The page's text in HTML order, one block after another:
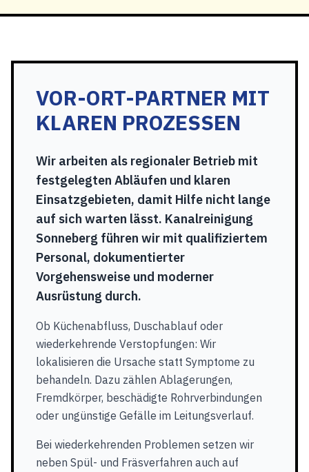
VOR-ORT-PARTNER MIT
KLAREN PROZESSEN
Wir arbeiten als regionaler Betrieb mit
festgelegten Abläufen und klaren
Einsatzgebieten, damit Hilfe nicht lange
auf sich warten lässt. Kanalreinigung
Sonneberg führen wir mit qualifiziertem
Personal, dokumentierter
Vorgehensweise und moderner
Ausrüstung durch.
Ob Küchenabfluss, Duschablauf oder
wiederkehrende Verstopfungen: Wir
lokalisieren die Ursache statt Symptome zu
behandeln. Dazu zählen Ablagerungen,
Fremdkörper, beschädigte Rohrverbindungen
oder ungünstige Gefälle im Leitungsverlauf.
Bei wiederkehrenden Problemen setzen wir
neben Spül- und Fräsverfahren auch auf